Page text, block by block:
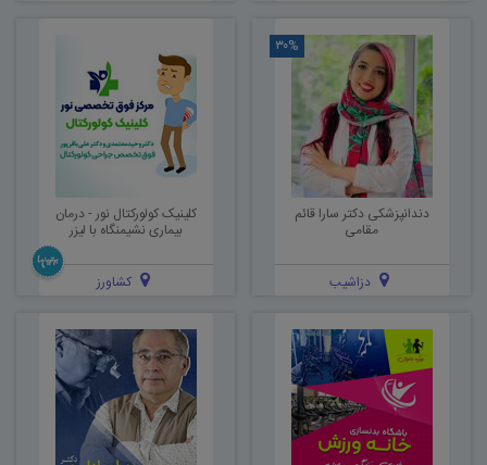
دندانپزشکی دکتر سارا قائم
مقامی
۳۰%
دزاشیب
کلینیک کولورکتال نور - درمان
بيماری نشيمنگاه با ليزر
کشاورز